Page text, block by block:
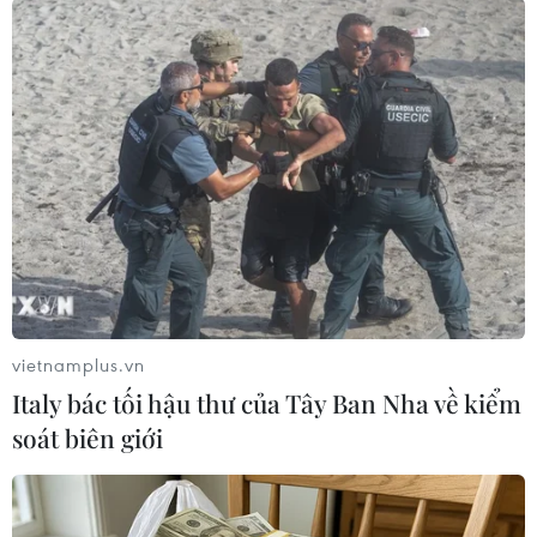
những chính sách mà ông Thomas DiNapoli
thuộc Common Retirement Fund bang New
York, cho là sai lầm, khi những nỗ lực toàn cầu
để giải quyết rủi ro đến từ biến đổi khí hậu đối
với nền kinh tế, các thị trường tài chính và đầu
tư vẫn đang diễn ra, các mục tiêu được đề ra
trong Hiệp định Paris vẫn đang được quyết tâm
thực hiện./.
(TTXVN/Vietnam+)
vietnamplus.vn
Italy bác tối hậu thư của Tây Ban Nha về kiểm
soát biên giới